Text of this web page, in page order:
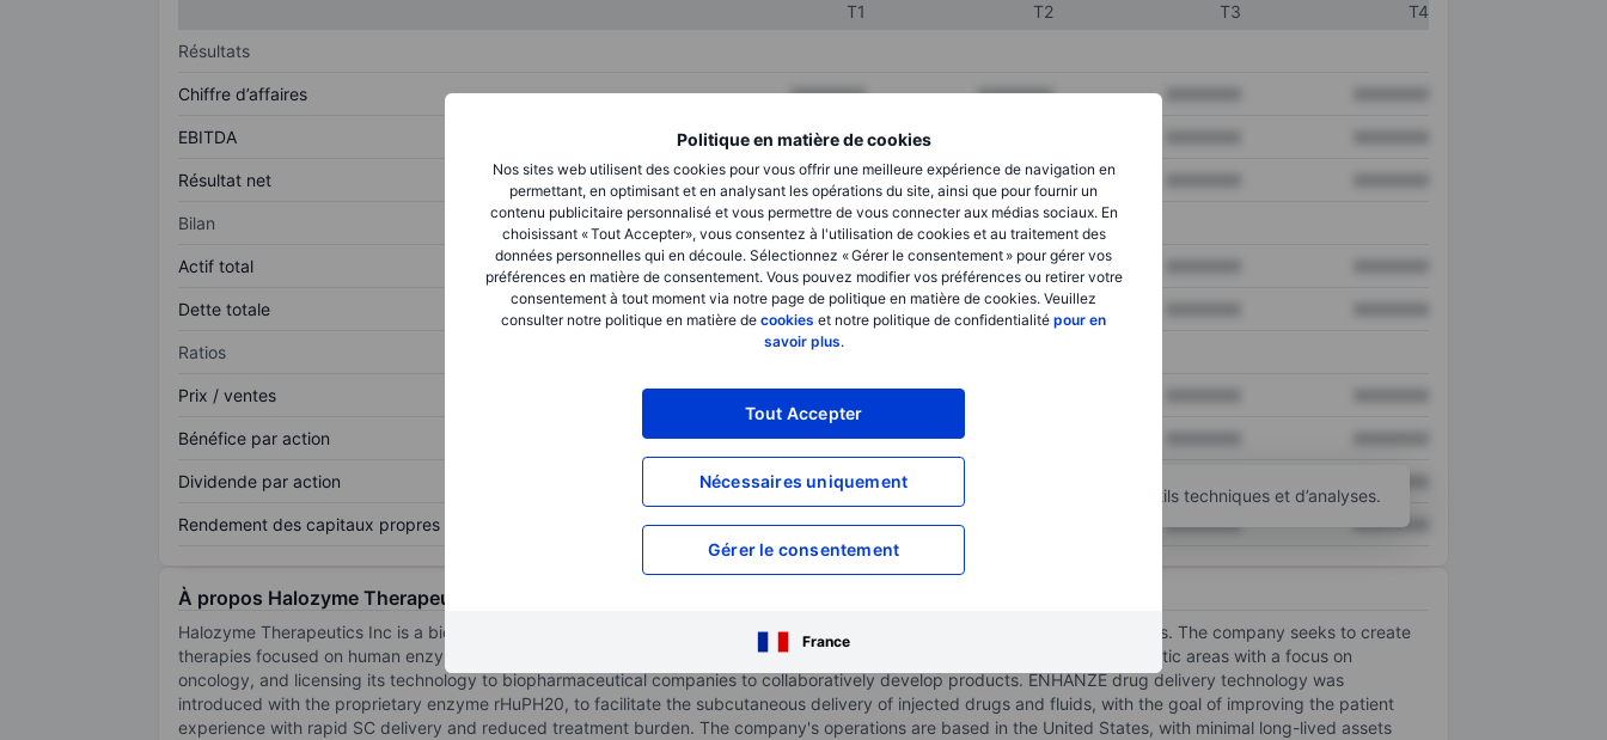
Politique en matière de cookies
Nos sites web utilisent des cookies pour vous offrir une meilleure expérience de navigation en
permettant, en optimisant et en analysant les opérations du site, ainsi que pour fournir un
contenu publicitaire personnalisé et vous permettre de vous connecter aux médias sociaux. En
choisissant « Tout Accepter», vous consentez à l'utilisation de cookies et au traitement des
données personnelles qui en découle. Sélectionnez « Gérer le consentement » pour gérer vos
préférences en matière de consentement. Vous pouvez modifier vos préférences ou retirer votre
consentement à tout moment via notre page de politique en matière de cookies. Veuillez
consulter notre politique en matière de cookies et notre politique de confidentialité pour en
savoir plus.
Tout Accepter
Nécessaires uniquement
Gérer le consentement
France
T1 T2 T3
T4
Résultats
Chiffre d’affaires XXXXXXX XXXXXXX
EBITDA XXXXXXX
Résultat net XXXXXXX XXXXXXX
Bilan
Actif total XXXXXXX XXXXXXX
Dette totale XXXXXXX XXXXXXX
Ratios
Prix / ventes XXXXXXX
Bénéfice par action XXXXXXX
Dividende par action XXXXXXX
Rendement des capitaux propres XXXXXXX XXXXXXX XXXXXXX
Ouvrir un compte pour accéder à d’autres outils techniques et d’analyses.
À propos Halozyme Therapeutics Inc.
Halozyme Therapeutics Inc is a biotechnology company focused on developing and commercializing novel oncology therapies. The company seeks to create
therapies focused on human enzymes that alter tumors. Halozyme focuses on developing its proprietary products in therapeutic areas with a focus on
oncology, and licensing its technology to biopharmaceutical companies to collaboratively develop products. ENHANZE drug delivery technology was
introduced with the proprietary enzyme rHuPH20, to facilitate the subcutaneous delivery of injected drugs and fluids, with the goal of improving the patient
experience with rapid SC delivery and reduced treatment burden. The company's operations are based in the United States, with minimal long-lived assets